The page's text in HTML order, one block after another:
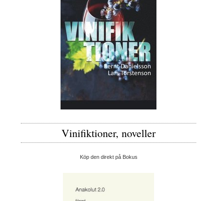
Vinifiktioner, noveller
Köp den direkt på Bokus